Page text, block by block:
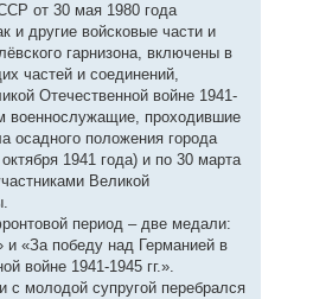
от 30 мая 1980 года
и другие войсковые части и
гарнизона, включены в
частей и соединений,
Отечественной войне 1941-
военнослужащие, проходившие
осадного положения города
1941 года) и по 30 марта
Великой
период – две медали:
«За победу над Германией в
войне 1941-1945 гг.».
с молодой супругой перебрался